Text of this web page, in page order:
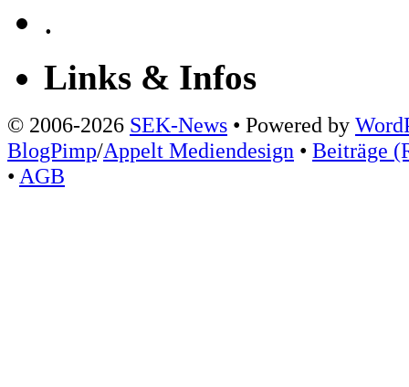
.
Links & Infos
© 2006-2026 SEK-News • Powered by
BlogPimp/Appelt Mediendesign • Beiträge
• AGB